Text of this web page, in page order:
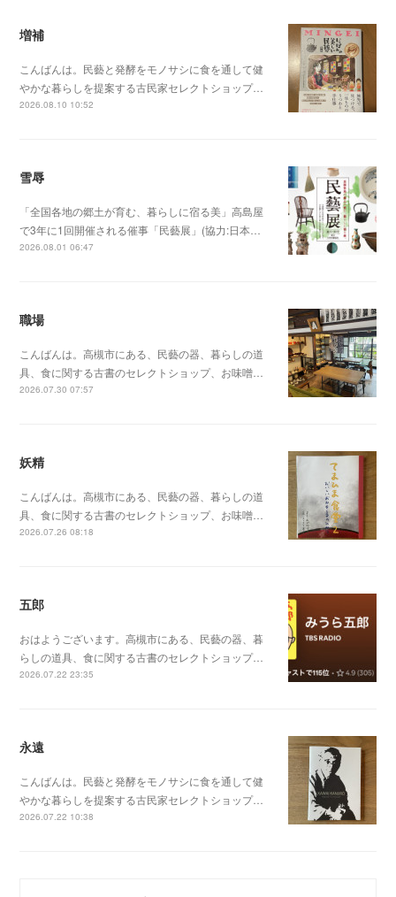
増補
こんばんは。民藝と発酵をモノサシに食を通して健
やかな暮らしを提案する古民家セレクトショップ…
2026.08.10 10:52
雪辱
「全国各地の郷土が育む、暮らしに宿る美」高島屋
で3年に1回開催される催事「民藝展」(協力:日本…
2026.08.01 06:47
職場
こんばんは。高槻市にある、民藝の器、暮らしの道
具、食に関する古書のセレクトショップ、お味噌…
2026.07.30 07:57
妖精
こんばんは。高槻市にある、民藝の器、暮らしの道
具、食に関する古書のセレクトショップ、お味噌…
2026.07.26 08:18
五郎
おはようございます。高槻市にある、民藝の器、暮
らしの道具、食に関する古書のセレクトショップ…
2026.07.22 23:35
永遠
こんばんは。民藝と発酵をモノサシに食を通して健
やかな暮らしを提案する古民家セレクトショップ…
2026.07.22 10:38